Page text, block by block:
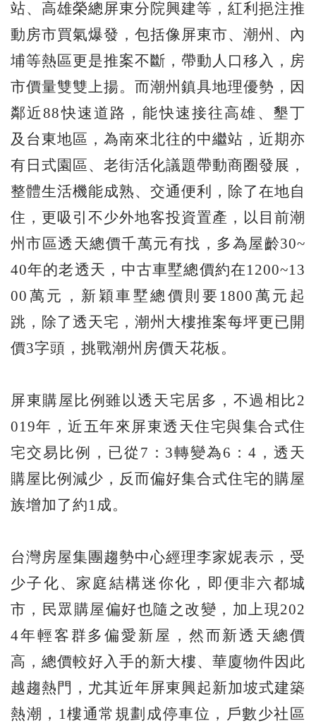
站、高雄榮總屏東分院興建等，紅利挹注推
動房市買氣爆發，包括像屏東市、潮州、內
埔等熱區更是推案不斷，帶動人口移入，房
市價量雙雙上揚。而潮州鎮具地理優勢，因
鄰近88快速道路，能快速接往高雄、墾丁
及台東地區，為南來北往的中繼站，近期亦
有日式園區、老街活化議題帶動商圈發展，
整體生活機能成熟、交通便利，除了在地自
住，更吸引不少外地客投資置產，以目前潮
州市區透天總價千萬元有找，多為屋齡30~
40年的老透天，中古車墅總價約在1200~13
00萬元，新穎車墅總價則要1800萬元起
跳，除了透天宅，潮州大樓推案每坪更已開
價3字頭，挑戰潮州房價天花板。
屏東購屋比例雖以透天宅居多，不過相比2
019年，近五年來屏東透天住宅與集合式住
宅交易比例，已從7：3轉變為6：4，透天
購屋比例減少，反而偏好集合式住宅的購屋
族增加了約1成。
台灣房屋集團趨勢中心經理李家妮表示，受
少子化、家庭結構迷你化，即便非六都城
市，民眾購屋偏好也隨之改變，加上現202
4年輕客群多偏愛新屋，然而新透天總價
高，總價較好入手的新大樓、華廈物件因此
越趨熱門，尤其近年屏東興起新加坡式建築
熱潮，1樓通常規劃成停車位，戶數少社區